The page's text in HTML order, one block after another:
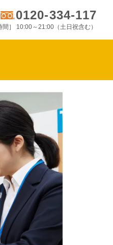
0120-334-117
間］ 10:00～21:00（土日祝含む）